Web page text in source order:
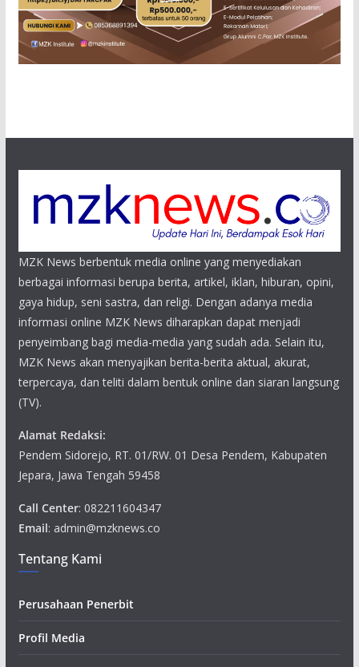
MZK News berbentuk media online yang menyediakan
berbagai informasi berupa berita, artikel, iklan, hiburan, opini,
gaya hidup, seni sastra, dan religi. Dengan adanya media
informasi online MZK News diharapkan dapat menjadi
penyeimbang bagi media-media yang sudah ada. Selain itu,
MZK News akan menyajikan berita-berita aktual, akurat,
terpercaya, dan teliti dalam bentuk online dan siaran langsung
(TV).
Alamat Redaksi:
Pendem Sidorejo, RT. 01/RW. 01 Desa Pendem, Kabupaten
Jepara, Jawa Tengah 59458
Call Center: 082211604347
Email: admin@mzknews.co
Tentang Kami
Perusahaan Penerbit
Profil Media